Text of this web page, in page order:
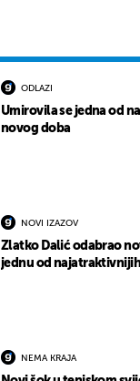
ODLAZI
Umirovila se jedna od
novog doba
NOVI IZAZOV
Zlatko Dalić odabrao
jednu od
NEMA KRAJA